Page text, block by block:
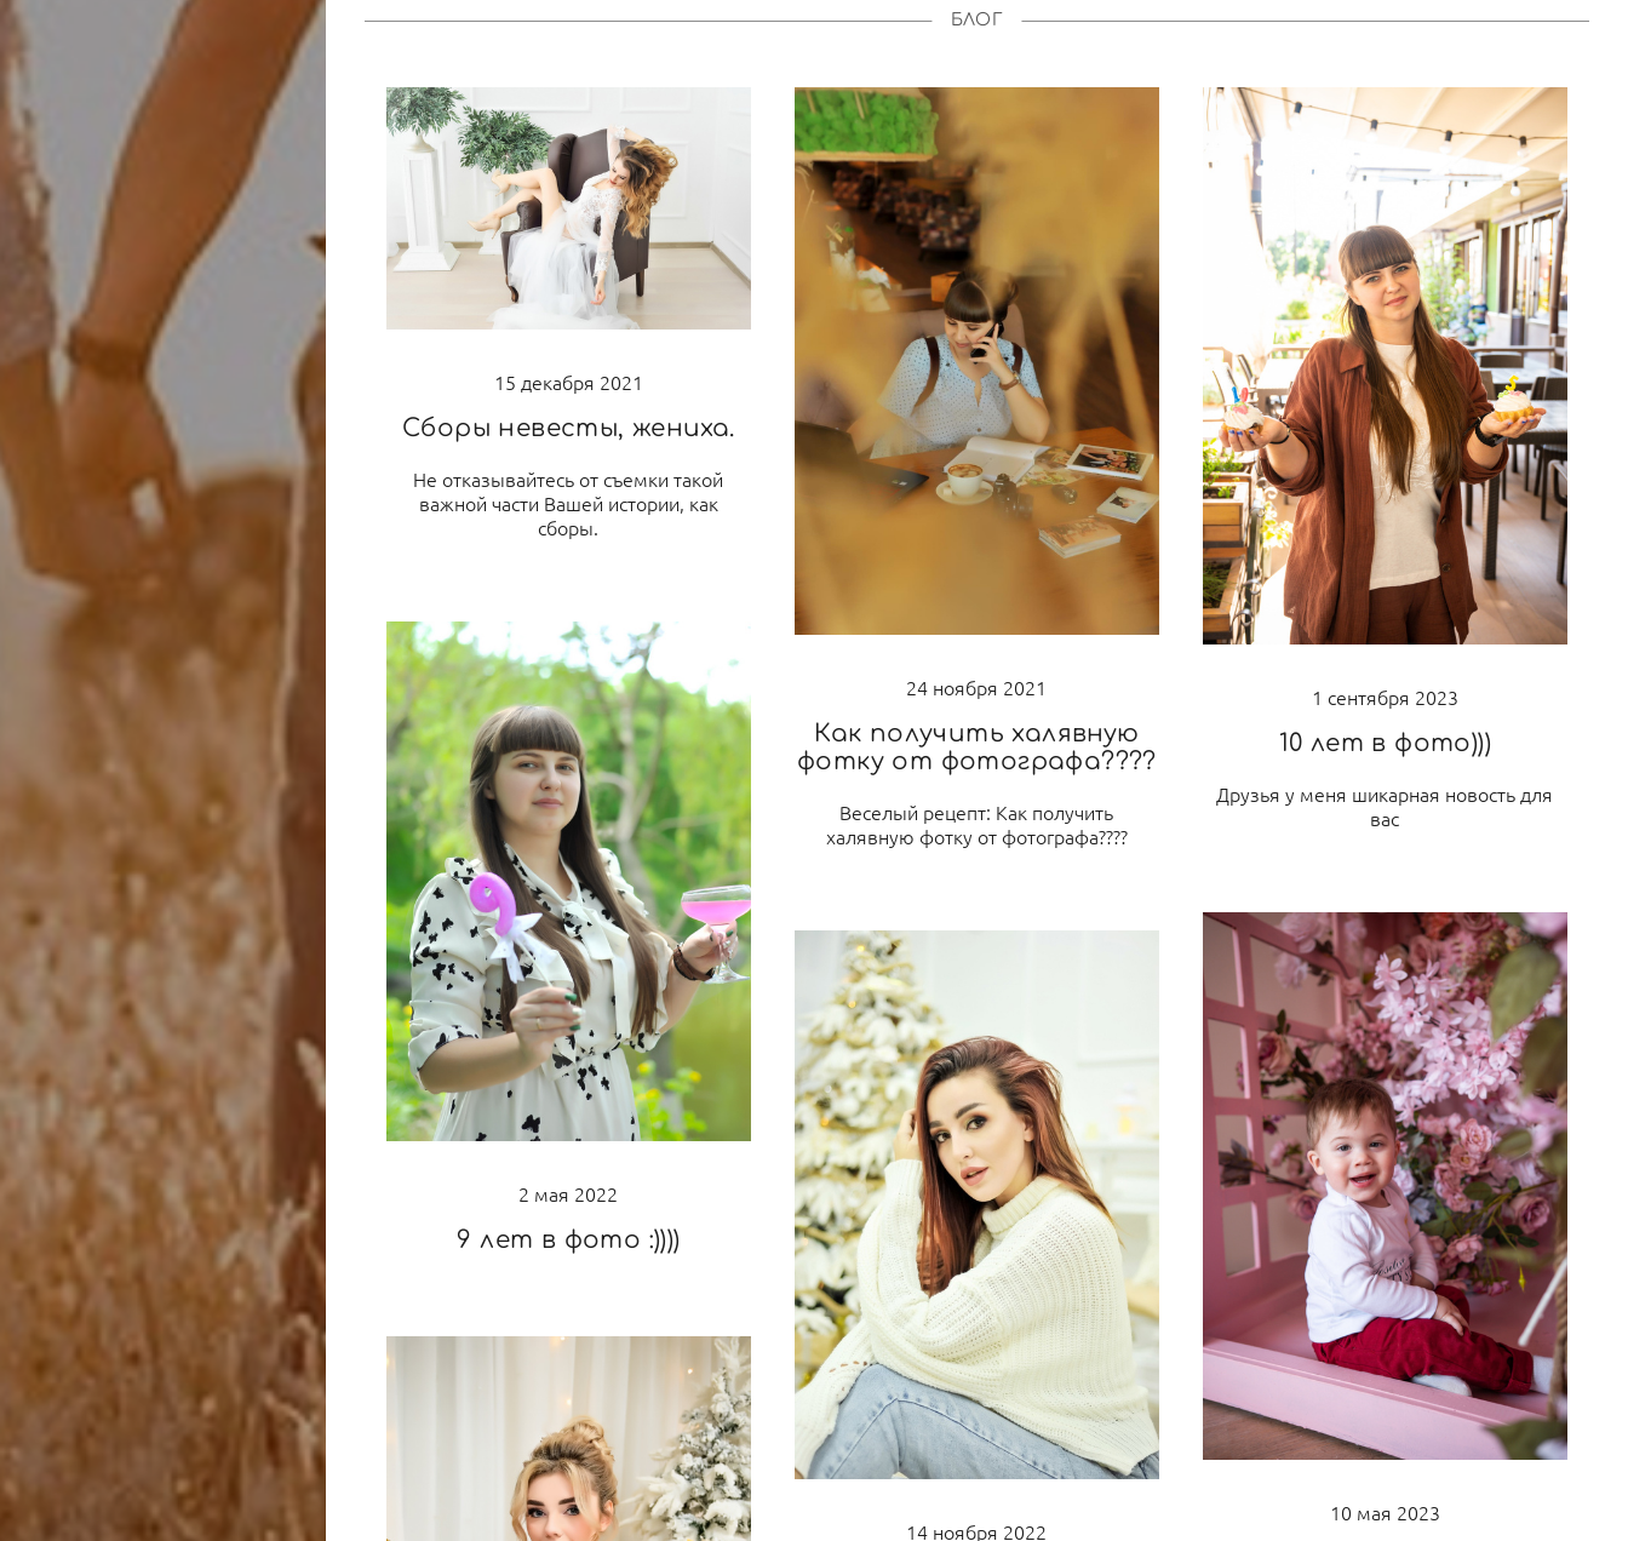
БЛОГ
15 декабря 2021
Сборы невесты, жениха.
Не отказывайтесь от съемки такой
важной части Вашей истории, как
сборы.
24 ноября 2021
Как получить халявную
фотку от фотографа????
Веселый рецепт: Как получить
халявную фотку от фотографа????
1 сентября 2023
10 лет в фото)))
Друзья у меня шикарная новость для
вас
2 мая 2022
9 лет в фото :))))
10 мая 2023
14 ноября 2022